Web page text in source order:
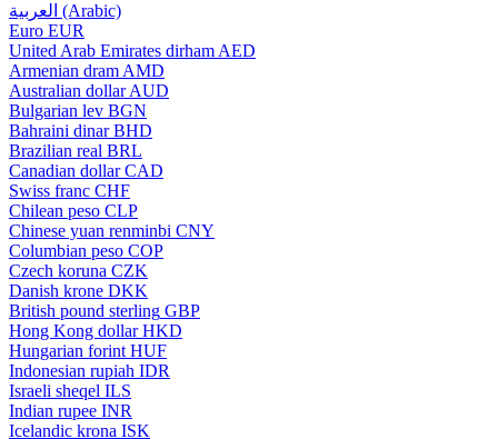
العربية (Arabic)
Euro EUR
United Arab Emirates dirham AED
Armenian dram AMD
Australian dollar AUD
Bulgarian lev BGN
Bahraini dinar BHD
Brazilian real BRL
Canadian dollar CAD
Swiss franc CHF
Chilean peso CLP
Chinese yuan renminbi CNY
Columbian peso COP
Czech koruna CZK
Danish krone DKK
British pound sterling GBP
Hong Kong dollar HKD
Hungarian forint HUF
Indonesian rupiah IDR
Israeli sheqel ILS
Indian rupee INR
Icelandic krona ISK